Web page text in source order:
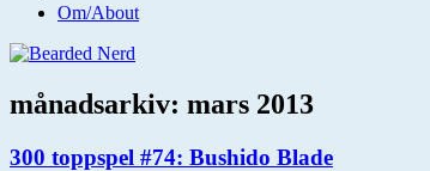
Om/About
månadsarkiv: mars 2013
300 toppspel #74: Bushido Blade